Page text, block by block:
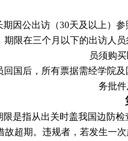
期因公出访（30天及以上）
期限在三个月以下的出访人
员须购
回国后，所有票据需经学院
务批
限是指从出关时盖我国边防
故超期。违规者，若发生一